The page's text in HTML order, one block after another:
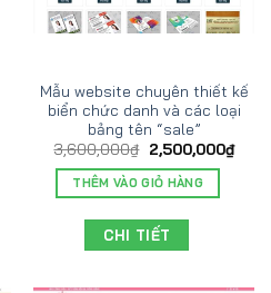
Mẫu website chuyên thiết kế
biển chức danh và các loại
bảng tên “sale”
3,600,000₫ 2,500,000₫
THÊM VÀO GIỎ HÀNG
CHI TIẾT